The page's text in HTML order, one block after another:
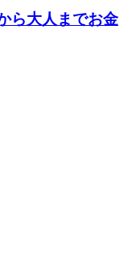
ら大人までお金